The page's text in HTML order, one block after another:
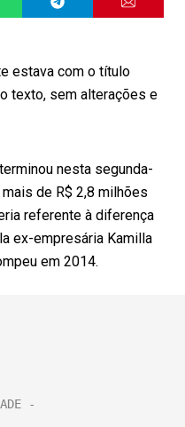
estava com o título
texto, sem alterações e
nesta segunda-
de R$ 2,8 milhões
referente à diferença
ex-empresária Kamilla
em 2014.